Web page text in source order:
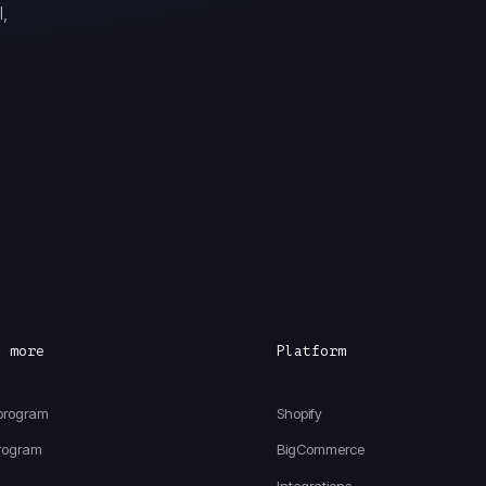
more Platform
Shopify
BigCommerce